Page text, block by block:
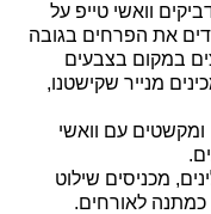
וואשי טייפ על
את הפרחים בגובה
במקום בצבעים
מנייר שקישטנו,
ומקשטים עם וואשי
מכניסים שילוט
כמתנה לאורחים.